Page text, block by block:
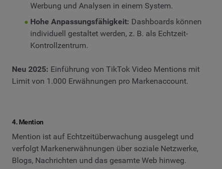
Werbung und Analysen in einem System.
Hohe Anpassungsfähigkeit: Dashboards können
individuell gestaltet werden, z. B. als Echtzeit-
Kontrollzentrum.
Neu 2025: Einführung von TikTok Video Mentions mit
Limit von 1.000 Erwähnungen pro Markenaccount.
4. Mention
Mention ist auf Echtzeitüberwachung ausgelegt und
verfolgt Markenerwähnungen über soziale Netzwerke,
Blogs, Nachrichten und das gesamte Web hinweg.